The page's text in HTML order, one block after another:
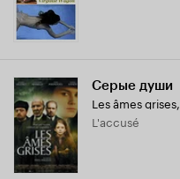
Серые души
Les âmes grises,
L'accusé